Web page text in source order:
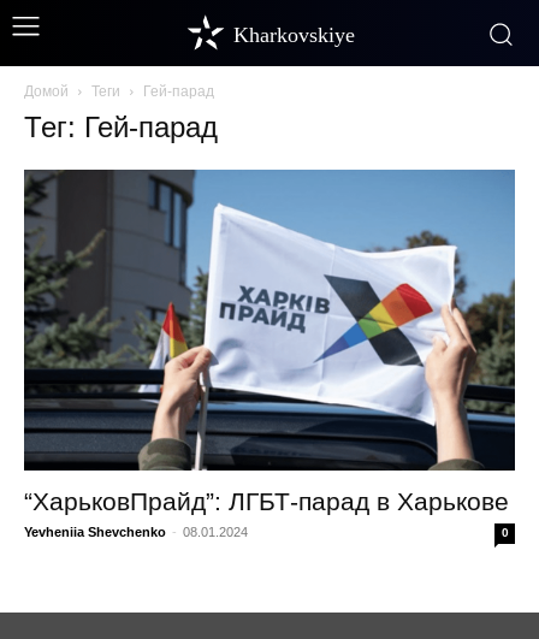
Kharkovskiye
Домой Теги Гей-парад
Тег: Гей-парад
“ХарьковПрайд”: ЛГБТ-парад в Харькове
Yevheniia Shevchenko - 08.01.2024 0